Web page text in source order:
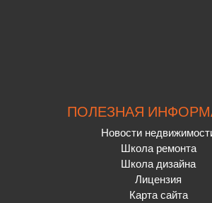
ПОЛЕЗНАЯ
Новости
Школа ремонта
Школа дизайна
Лицензия
Карта сайта